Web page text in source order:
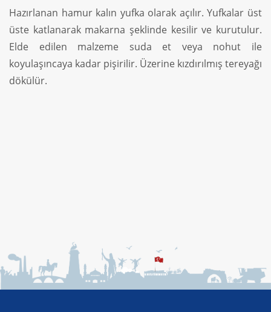
Hazırlanan hamur kalın yufka olarak açılır. Yufkalar üst
üste katlanarak makarna şeklinde kesilir ve kurutulur.
Elde edilen malzeme suda et veya nohut ile
koyulaşıncaya kadar pişirilir. Üzerine kızdırılmış tereyağı
dökülür.